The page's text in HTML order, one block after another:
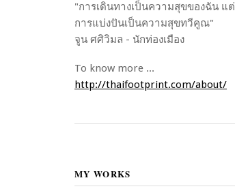
"การเดินทางเป็นความสุขของฉัน แต่
การแบ่งปันเป็นความสุขทวีคูณ"
จูน ศศิวิมล - นักท่องเมือง
To know more ...
http://thaifootprint.com/about/
MY WORKS